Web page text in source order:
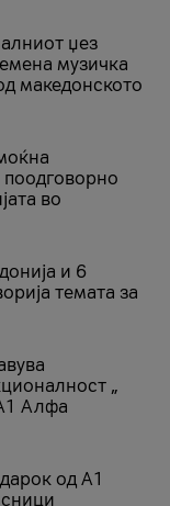
џез
музичка
македонското
во
и 6
темата за
„
Алфа
од А1